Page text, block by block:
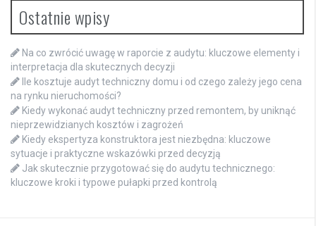
Ostatnie wpisy
Na co zwrócić uwagę w raporcie z audytu: kluczowe elementy i
interpretacja dla skutecznych decyzji
Ile kosztuje audyt techniczny domu i od czego zależy jego cena
na rynku nieruchomości?
Kiedy wykonać audyt techniczny przed remontem, by uniknąć
nieprzewidzianych kosztów i zagrożeń
Kiedy ekspertyza konstruktora jest niezbędna: kluczowe
sytuacje i praktyczne wskazówki przed decyzją
Jak skutecznie przygotować się do audytu technicznego:
kluczowe kroki i typowe pułapki przed kontrolą